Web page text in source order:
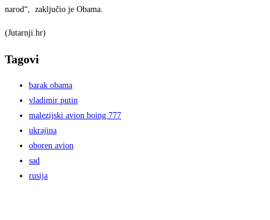
narod“, zaključio je Obama.
(Jutarnji.hr)
Tagovi
barak obama
vladimir putin
malezijski avion boing 777
ukrajina
oboren avion
sad
rusija